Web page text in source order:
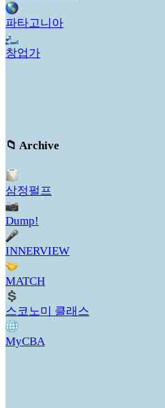
파타고니아
창업가
📁 Archive
삼정펄프
Dump!
INNERVIEW
MATCH
스코노미 클래스
MyCBA